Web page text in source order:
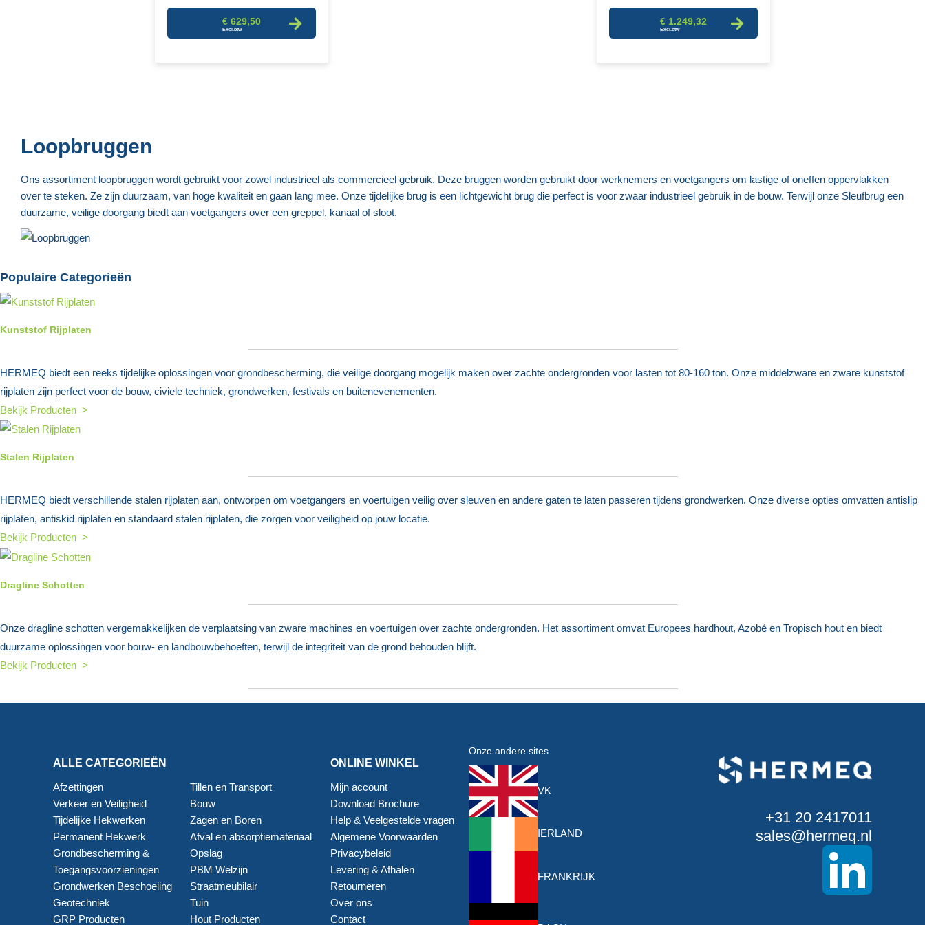
€ 629,50 € 1.249,32
Loopbruggen
Ons assortiment loopbruggen wordt gebruikt voor zowel industrieel als commercieel gebruik. Deze bruggen worden gebruikt door werknemers en voetgangers om lastige of oneffen oppervlakken
over te steken. Ze zijn duurzaam, van hoge kwaliteit en gaan lang mee. Onze tijdelijke brug is een lichtgewicht brug die perfect is voor zwaar industrieel gebruik in de bouw. Terwijl onze Sleufbrug een
duurzame, veilige doorgang biedt aan voetgangers over een greppel, kanaal of sloot.
Populaire Categorieën
Kunststof Rijplaten
HERMEQ biedt een reeks tijdelijke oplossingen voor grondbescherming, die veilige doorgang mogelijk maken over zachte ondergronden voor lasten tot 80-160 ton. Onze middelzware en zware kunststof
rijplaten zijn perfect voor de bouw, civiele techniek, grondwerken, festivals en buitenevenementen.
Bekijk Producten >
Stalen Rijplaten
HERMEQ biedt verschillende stalen rijplaten aan, ontworpen om voetgangers en voertuigen veilig over sleuven en andere gaten te laten passeren tijdens grondwerken. Onze diverse opties omvatten antislip
rijplaten, antiskid rijplaten en standaard stalen rijplaten, die zorgen voor veiligheid op jouw locatie.
Bekijk Producten >
Dragline Schotten
Onze dragline schotten vergemakkelijken de verplaatsing van zware machines en voertuigen over zachte ondergronden. Het assortiment omvat Europees hardhout, Azobé en Tropisch hout en biedt
duurzame oplossingen voor bouw- en landbouwbehoeften, terwijl de integriteit van de grond behouden blijft.
Bekijk Producten >
ALLE CATEGORIEËN
Afzettingen
Verkeer en Veiligheid
Tijdelijke Hekwerken
Permanent Hekwerk
Grondbescherming &
Toegangsvoorzieningen
Grondwerken Beschoeiing
Geotechniek
GRP Producten
Tillen en Transport
Bouw
Zagen en Boren
Afval en absorptiemateriaal
Opslag
PBM Welzijn
Straatmeubilair
Tuin
Hout Producten
ONLINE WINKEL
Mijn account
Download Brochure
Help & Veelgestelde vragen
Algemene Voorwaarden
Privacybeleid
Levering & Afhalen
Retourneren
Over ons
Contact
Onze andere sites
VK
IERLAND
FRANKRIJK
+31 20 2417011
sales@hermeq.nl